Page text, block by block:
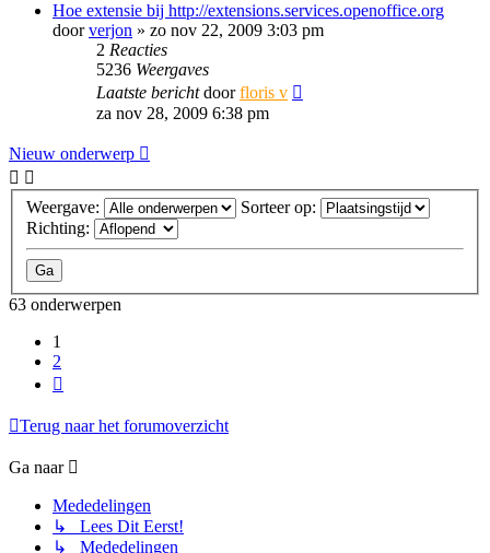
Hoe extensie bij http://extensions.services.openoffice.org
doorverjon » zo nov 22, 2009 3:03 pm
2 Reacties
5236 Weergaves
Laatste berichtdoorfloris v
za nov 28, 2009 6:38 pm
Nieuw onderwerp
Weergave:
Sorteer op:
Richting:
63 onderwerpen
1
2
Terug naar het forumoverzicht
Ga naar
Mededelingen
↳ Lees Dit Eerst!
↳ Mededelingen